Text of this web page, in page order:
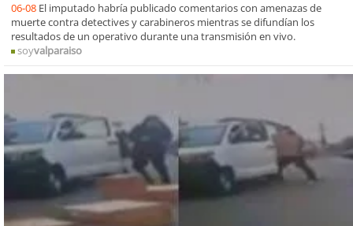
06-08 El imputado habría publicado comentarios con amenazas de
muerte contra detectives y carabineros mientras se difundían los
resultados de un operativo durante una transmisión en vivo.
soyvalparaiso